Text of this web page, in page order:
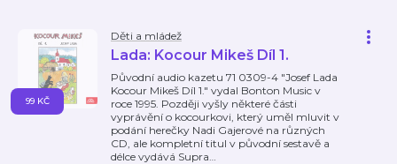
Děti a mládež
Lada: Kocour Mikeš Díl 1.
Původní audio kazetu 71 0309-4 "Josef Lada
Kocour Mikeš Díl 1." vydal Bonton Music v
roce 1995. Později vyšly některé části
vyprávění o kocourkovi, který uměl mluvit v
podání herečky Nadi Gajerové na různých
CD, ale kompletní titul v původní sestavě a
délce vydává Supra…
99 KČ